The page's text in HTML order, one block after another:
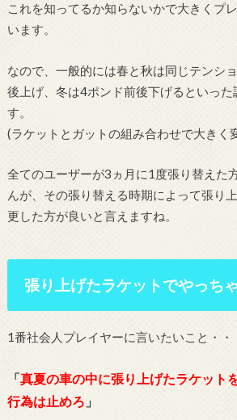
これを知ってるか知らないかで大きくプ
います。
なので、一般的には春と秋は同じテンシ
後上げ、冬は4ポンド前後下げるといった
す。
(ラケットとガットの組み合わせで大きく
全てのユーザーが3ヵ月に1度張り替えた
んが、その張り替える時期によって張り
更した方が良いと言えますね。
張り上げたラケットでやっち
1番社会人プレイヤーに言いたいこと・・
「真夏の車の中に張り上げたラケット
行為は止めろ 」